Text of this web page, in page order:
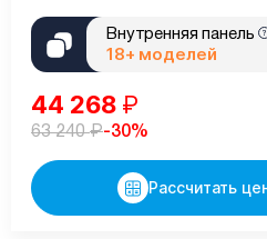
Внутренняя панель
18+ моделей
44 268 ₽
63 240₽-30%
Рассчитать